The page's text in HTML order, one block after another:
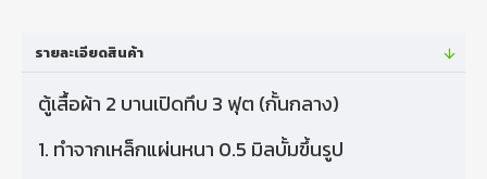
รายละเอียดสินค้า
ตู้เสื้อผ้า 2 บานเปิดทึบ 3 ฟุต (กั้นกลาง)
1. ทําจากเหล็กแผ่นหนา 0.5 มิลบั้มขึ้นรูป